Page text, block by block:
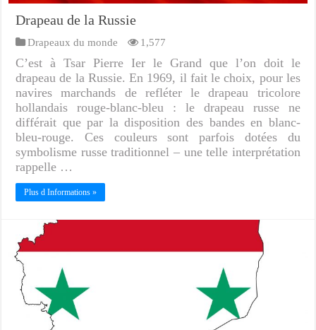
Drapeau de la Russie
Drapeaux du monde 1,577
C’est à Tsar Pierre Ier le Grand que l’on doit le
drapeau de la Russie. En 1969, il fait le choix, pour les
navires marchands de refléter le drapeau tricolore
hollandais rouge-blanc-bleu : le drapeau russe ne
différait que par la disposition des bandes en blanc-
bleu-rouge. Ces couleurs sont parfois dotées du
symbolisme russe traditionnel – une telle interprétation
rappelle …
Plus d Informations »